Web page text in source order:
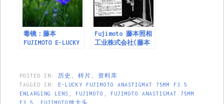
毒镜：藤本
FUJIMOTO E-LUCKY
Fujimoto 藤本照相
工业株式会社(藤本
POSTED IN: 历史 样片
资料库
TAGGED IN: E-LUCKY FUJIMOTO ANASTIGMAT 75MM F3.5
ENLARGING LENS
FUJIMOTO
FUJIMOTO ANASTIGMAT 75MM
F3.5
FUJIMOTO放大头